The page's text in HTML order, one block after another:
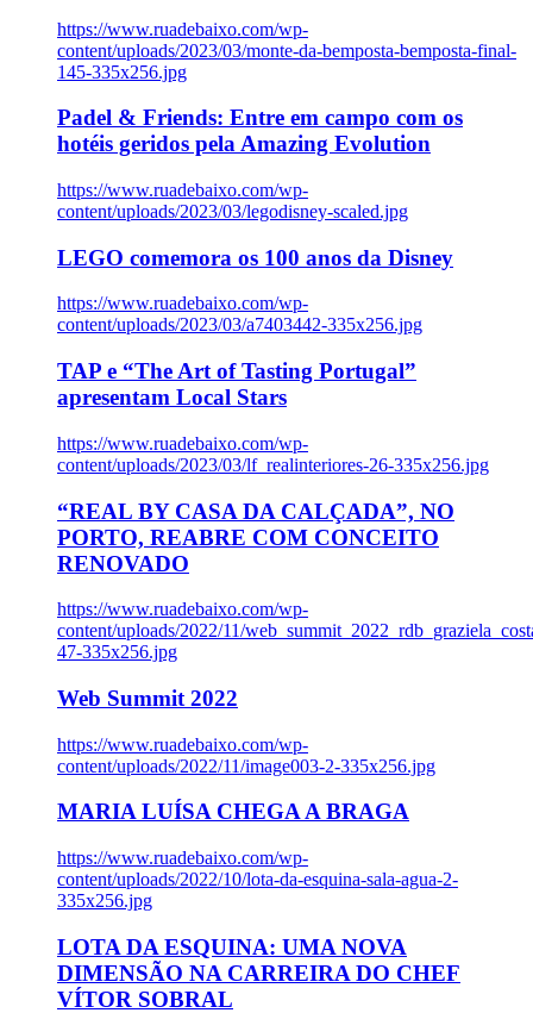
https://www.ruadebaixo.com/wp-
content/uploads/2023/03/monte-da-bemposta-bemposta-final-
145-335x256.jpg
Padel & Friends: Entre em campo com os
hotéis geridos pela Amazing Evolution
https://www.ruadebaixo.com/wp-
content/uploads/2023/03/legodisney-scaled.jpg
LEGO comemora os 100 anos da Disney
https://www.ruadebaixo.com/wp-
content/uploads/2023/03/a7403442-335x256.jpg
TAP e “The Art of Tasting Portugal”
apresentam Local Stars
https://www.ruadebaixo.com/wp-
content/uploads/2023/03/lf_realinteriores-26-335x256.jpg
“REAL BY CASA DA CALÇADA”, NO
PORTO, REABRE COM CONCEITO
RENOVADO
https://www.ruadebaixo.com/wp-
content/uploads/2022/11/
47-335x256.jpg
Web Summit 2022
https://www.ruadebaixo.com/wp-
content/uploads/2022/11/image003-2-335x256.jpg
MARIA LUÍSA CHEGA A BRAGA
https://www.ruadebaixo.com/wp-
content/uploads/2022/10/lota-da-esquina-sala-agua-2-
335x256.jpg
LOTA DA ESQUINA: UMA NOVA
DIMENSÃO NA CARREIRA DO CHEF
VÍTOR SOBRAL